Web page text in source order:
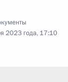
2023 года, 17:10